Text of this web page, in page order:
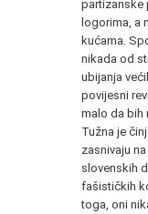
partizanske
logorima, a
kućama.
nikada od
ubijanja
povijesni
malo da bih
Tužna je
zasnivaju
slovenskih
fašističkih
toga, oni